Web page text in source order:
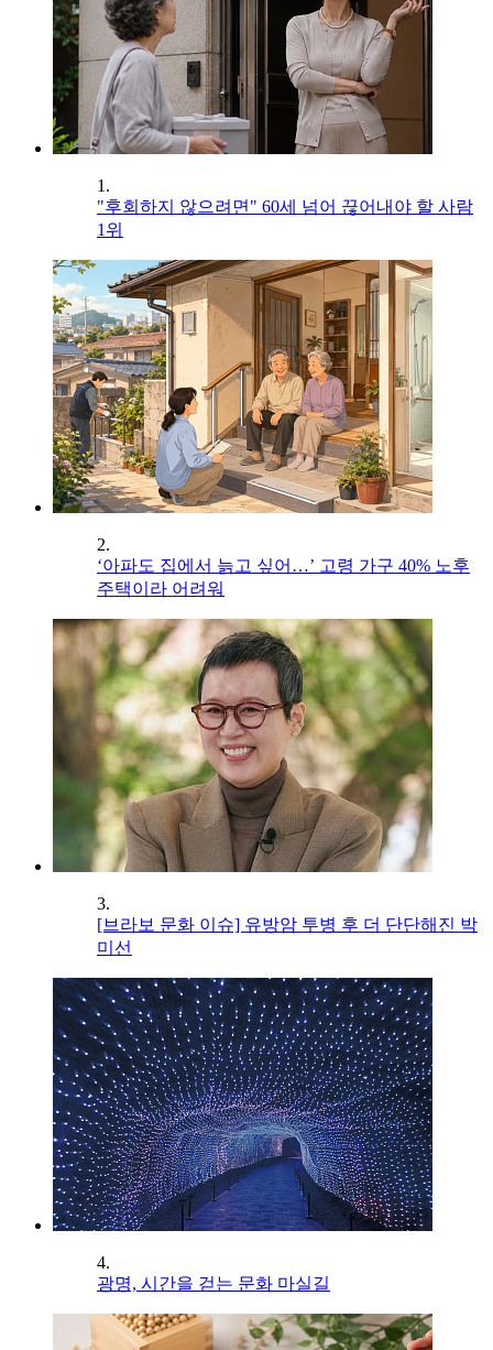
1.
"후회하지 않으려면" 60세 넘어 끊어내야 할 사람
1위
2.
‘아파도 집에서 늙고 싶어…’ 고령 가구 40% 노후
주택이라 어려워
3.
[브라보 문화 이슈] 유방암 투병 후 더 단단해진 박
미선
4.
광명, 시간을 걷는 문화 마실길